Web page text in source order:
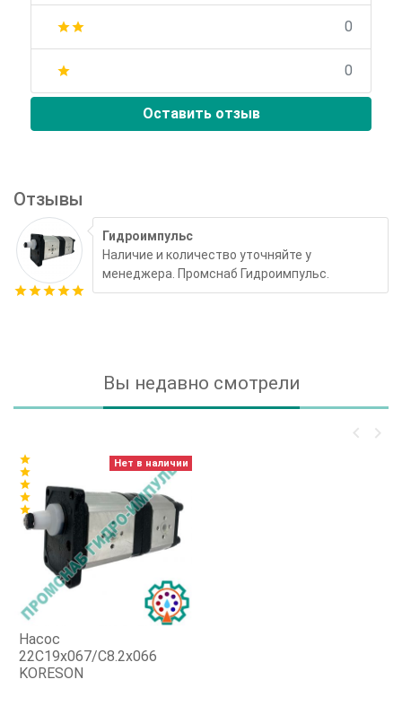
starstar 0
star 0
Оставить отзыв
Отзывы
starstarstarstarstar
Гидроимпульс
Наличие и количество уточняйте у
менеджера. Промснаб Гидроимпульс.
Вы недавно смотрели
keyboard_arrow_left keyboard_arrow_right
Насос
22С19х067/C8.2х066
KORESON
Нет в наличии
star
star
star
star
star